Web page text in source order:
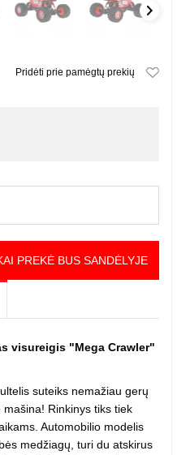
Pridėti prie pamėgtų prekių
PREKĖ BUS SANDĖLYJE
visureigis "Mega Crawler"
suteiks nemažiau gerų
Rinkinys tiks tiek
Automobilio modelis
medžiagų, turi du atskirus